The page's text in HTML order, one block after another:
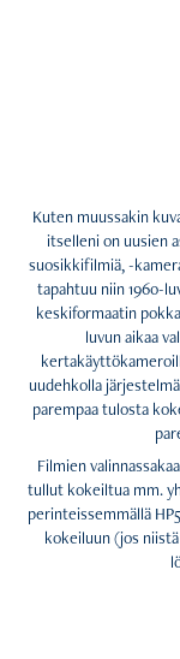
Kuten muussakin
itselleni on uusien
suosikkifilmiä, -
tapahtuu niin 1960-
keskiformaatin
luvun aikaa
uudehkolla
parempaa tulosta
Filmien
tullut kokeiltua mm.
perinteissemmällä
kokeiluun (jos